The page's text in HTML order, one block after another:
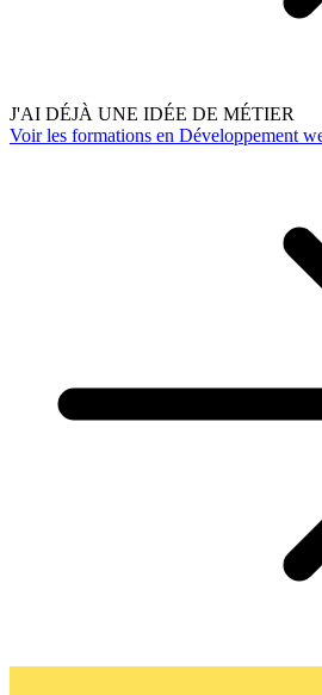
J'AI DÉJÀ UNE IDÉE DE MÉTIER
Voir les formations en Développement